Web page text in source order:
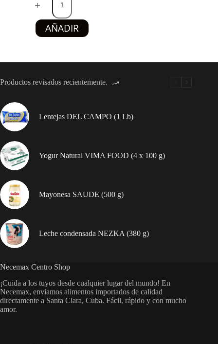
Dental
Advanced
Whitening
XtraCare
—
de
incluido
(181
AÑADIR
Productos revisados recientemente.
Lentejas DEL CAMPO (1 Lb)
Yogur Natural VIMA FOOD (4 x 100 g)
Mayonesa SAUDE (500 g)
Leche condensada NEZKA (380 g)
Necemax Centro Shop
¡Cuida a los tuyos desde cualquier lugar del mundo! En
Necemax, enviamos alimentos importados de calidad
directamente a Santa Clara, Cuba. Fácil, rápido y con mucho
amor.